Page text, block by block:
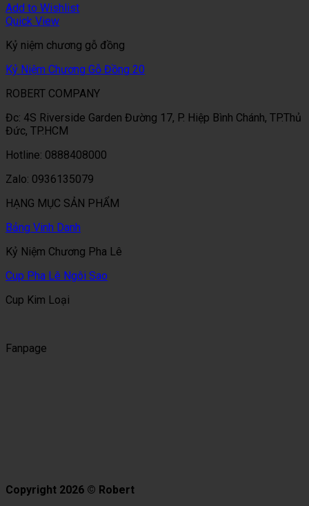
Add to Wishlist
Quick View
Kỷ niệm chương gỗ đồng
Kỷ Niệm Chương Gỗ Đồng 20
ROBERT COMPANY
Đc: 4S Riverside Garden Đường 17, P. Hiệp Bình Chánh, TP.Thủ
Đức, TP.HCM
Hotline: 0888408000
Zalo: 0936135079
HẠNG MỤC SẢN PHẨM
Bảng Vinh Danh
Kỷ Niệm Chương Pha Lê
Cup Pha Lê Ngôi Sao
Cup Kim Loại
Fanpage
Copyright 2026 © Robert